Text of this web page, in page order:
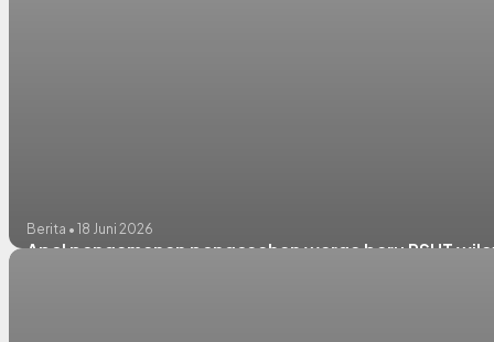
Berita • 18 Juni 2026
Apel pengamanan pengesahan warga baru PSHT